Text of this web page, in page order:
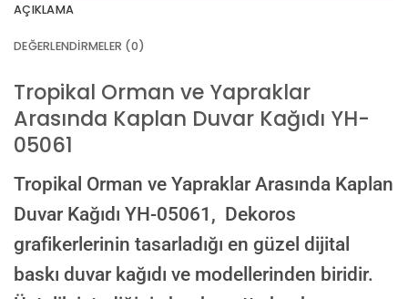
AÇIKLAMA
DEĞERLENDIRMELER (0)
Tropikal Orman ve Yapraklar
Arasında Kaplan Duvar Kağıdı YH-
05061
Tropikal Orman ve Yapraklar Arasında Kaplan
Duvar Kağıdı YH-05061, Dekoros
grafikerlerinin tasarladığı en güzel dijital
baskı duvar kağıdı ve modellerinden biridir.